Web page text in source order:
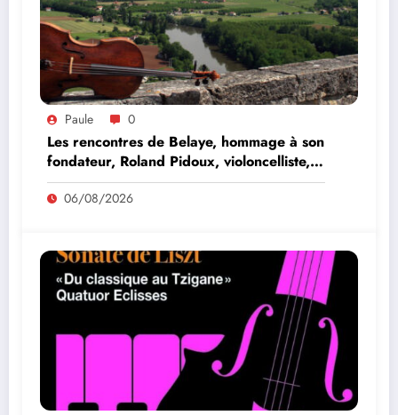
Paule 0
Les rencontres de Belaye, hommage à son
fondateur, Roland Pidoux, violoncelliste,
le vendredi 07 août 2026
06/08/2026